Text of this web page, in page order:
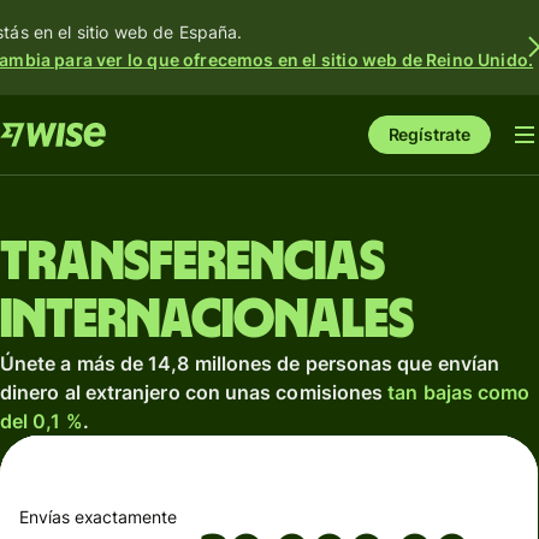
en el sitio web de España.
para ver lo que ofrecemos en el sitio web de Reino Unido.
Regístrate
Transferencias
internacionales
Únete a más de 14,8 millones de personas que envían
dinero al extranjero con unas comisionestan bajas como
del 0,1 %.
Envías exactamente